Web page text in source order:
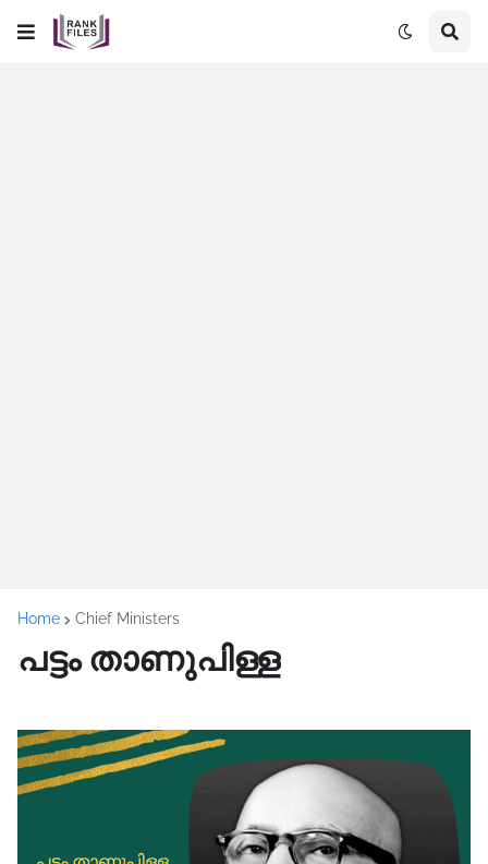
Home Chief Ministers
പട്ടം താണുപിള്ള